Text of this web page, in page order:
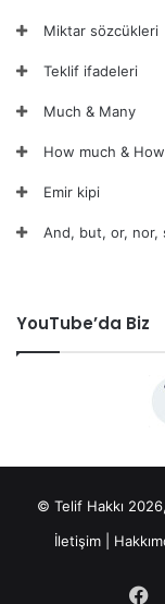
Miktar sözcükleri
Teklif ifadeleri
Much & Many
How much &
Emir kipi
And, but, or, nor,
YouTube’da Biz
© Telif Hakkı
İletişim|